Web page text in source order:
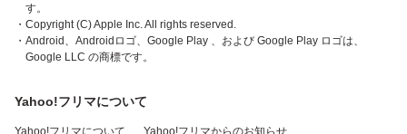
す。
・Copyright (C) Apple Inc. All rights reserved.
・Android、Androidロゴ、Google Play 、および Google Play ロゴは、
Google LLC の商標です。
Yahoo!フリマについて